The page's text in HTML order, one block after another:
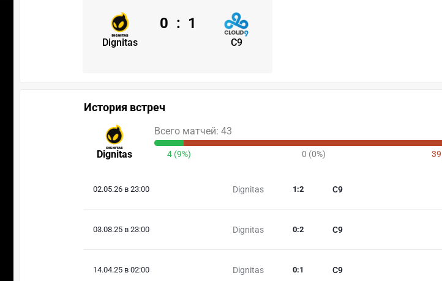
Dignitas C9
0 : 1
История встреч
Dignitas
Всего матчей: 43
4 (9%) 0 (0%)
02.05.26 в 23:00 Dignitas C9
1 :2
03.08.25 в 23:00 Dignitas C9
0:2
14.04.25 в 02:00 Dignitas C9
0:1